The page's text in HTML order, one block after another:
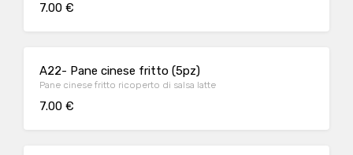
7.00 €
A22- Pane cinese fritto (5pz)
Pane cinese fritto ricoperto di salsa latte
7.00 €